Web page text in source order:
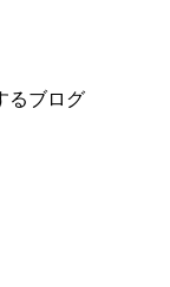
るブログ